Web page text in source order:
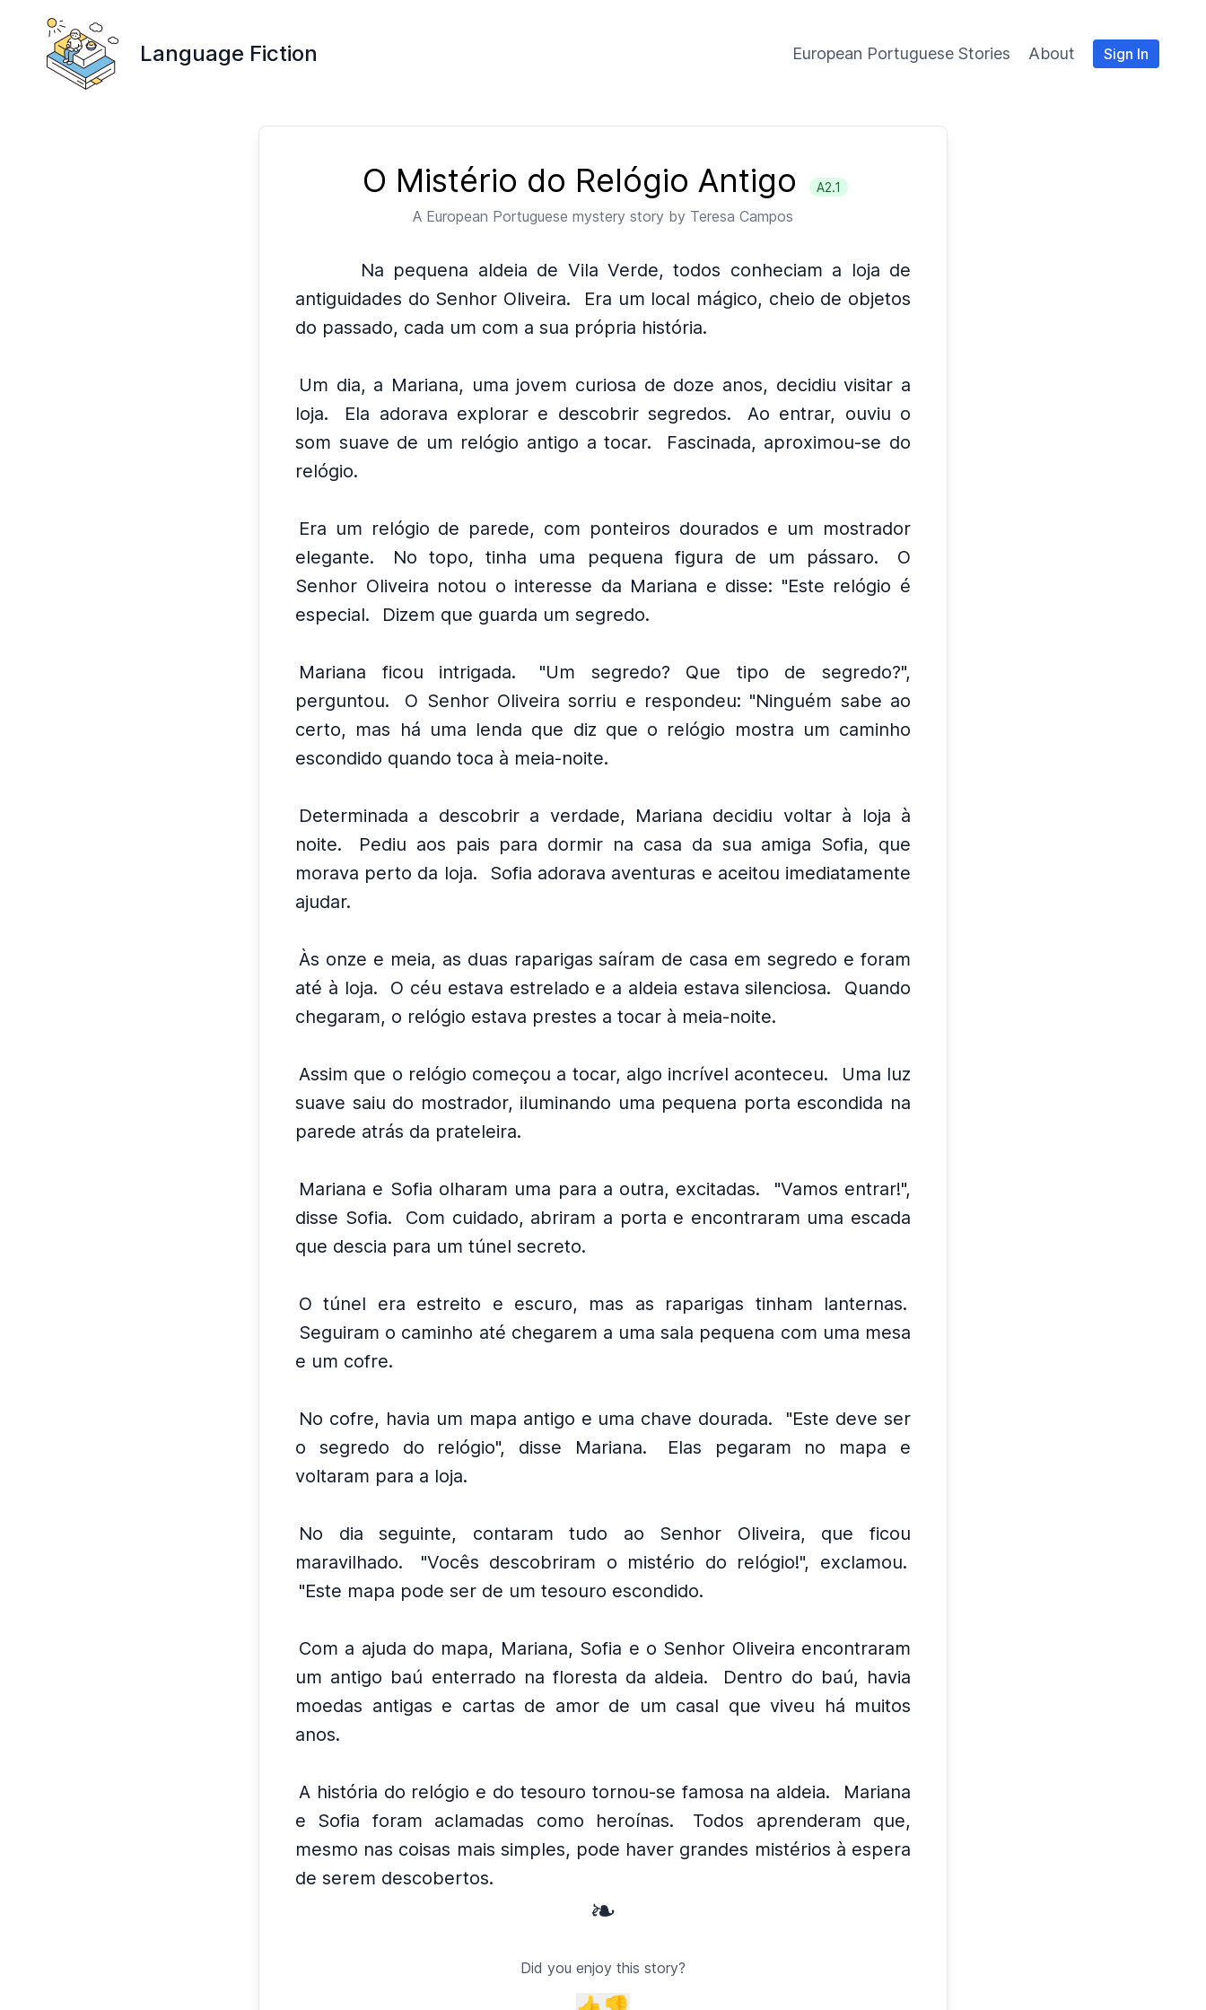
Language Fiction European Portuguese Stories About Sign In
O Mistério do Relógio Antigo A2.1
A European Portuguese mystery story by Teresa Campos
Na pequena aldeia de Vila Verde, todos conheciam a loja de
antiguidades do Senhor Oliveira.
Era um local mágico, cheio de objetos
do passado, cada um com a sua própria história.
Um dia, a Mariana, uma jovem curiosa de doze anos, decidiu visitar a
loja.
Ela adorava explorar e descobrir segredos.
Ao entrar, ouviu o
som suave de um relógio antigo a tocar.
Fascinada, aproximou-se do
relógio.
Era um relógio de parede, com ponteiros dourados e um mostrador
elegante.
No topo, tinha uma pequena figura de um pássaro.
O
Senhor Oliveira notou o interesse da Mariana e disse: "Este relógio é
especial.
Dizem que guarda um segredo.
Mariana ficou intrigada.
"Um segredo? Que tipo de segredo?",
perguntou.
O Senhor Oliveira sorriu e respondeu: "Ninguém sabe ao
certo, mas há uma lenda que diz que o relógio mostra um caminho
escondido quando toca à meia-noite.
Determinada a descobrir a verdade, Mariana decidiu voltar à loja à
noite.
Pediu aos pais para dormir na casa da sua amiga Sofia, que
morava perto da loja.
Sofia adorava aventuras e aceitou imediatamente
ajudar.
Às onze e meia, as duas raparigas saíram de casa em segredo e foram
até à loja.
O céu estava estrelado e a aldeia estava silenciosa.
Quando
chegaram, o relógio estava prestes a tocar à meia-noite.
Assim que o relógio começou a tocar, algo incrível aconteceu.
Uma luz
suave saiu do mostrador, iluminando uma pequena porta escondida na
parede atrás da prateleira.
Mariana e Sofia olharam uma para a outra, excitadas.
"Vamos entrar!",
disse Sofia.
Com cuidado, abriram a porta e encontraram uma escada
que descia para um túnel secreto.
O túnel era estreito e escuro, mas as raparigas tinham lanternas.
Seguiram o caminho até chegarem a uma sala pequena com uma mesa
e um cofre.
No cofre, havia um mapa antigo e uma chave dourada.
"Este deve ser
o segredo do relógio", disse Mariana.
Elas pegaram no mapa e
voltaram para a loja.
No dia seguinte, contaram tudo ao Senhor Oliveira, que ficou
maravilhado.
"Vocês descobriram o mistério do relógio!", exclamou.
"Este mapa pode ser de um tesouro escondido.
Com a ajuda do mapa, Mariana, Sofia e o Senhor Oliveira encontraram
um antigo baú enterrado na floresta da aldeia.
Dentro do baú, havia
moedas antigas e cartas de amor de um casal que viveu há muitos
anos.
A história do relógio e do tesouro tornou-se famosa na aldeia.
Mariana
e Sofia foram aclamadas como heroínas.
Todos aprenderam que,
mesmo nas coisas mais simples, pode haver grandes mistérios à espera
de serem descobertos.
❧
Did you enjoy this story?